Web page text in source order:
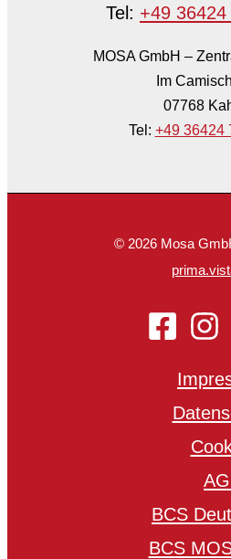
Tel: +49
MOSA GmbH –
Im
07768
Tel: +49 36424
© 2026 Mosa
BCS
BCS